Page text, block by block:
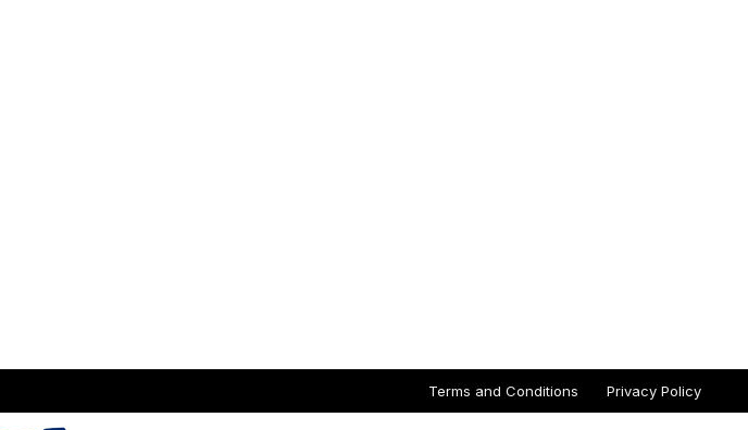
Terms and Conditions Privacy Policy